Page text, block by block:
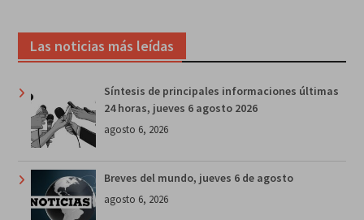
Las noticias más leídas
Síntesis de principales informaciones últimas
24 horas, jueves 6 agosto 2026
agosto 6, 2026
Breves del mundo, jueves 6 de agosto
agosto 6, 2026